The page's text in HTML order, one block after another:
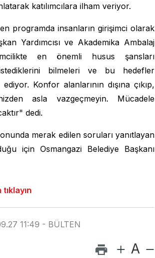
katılımcılara ilham veriyor.
programda insanların girişimci olarak
Yardımcısı ve Akademika Ambalaj
en önemli husus şansları
bilmeleri ve bu hedefler
Konfor alanlarının dışına çıkıp,
asla vazgeçmeyin. Mücadele
dedi.
merak edilen soruları yanıtlayan
için Osmangazi Belediye Başkanı
11:49 - BÜLTEN
A